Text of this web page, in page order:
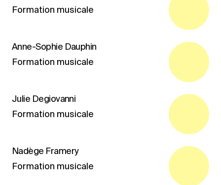
Formation musicale
Anne-Sophie Dauphin
Formation musicale
Julie Degiovanni
Formation musicale
Nadège Framery
Formation musicale